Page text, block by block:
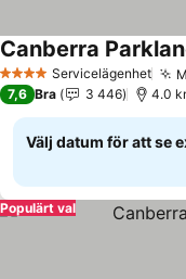
4 StjärnorServicelägenhet
Canberra
7,6 Bra 3 446 4.0
Välj datum för att se
Populärt val